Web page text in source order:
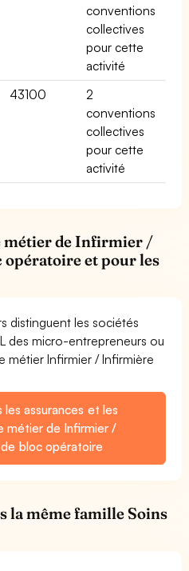
conventions
collectives
pour cette
activité
43100
2
conventions
collectives
pour cette
activité
métier de Infirmier /
et pour les
distinguent les sociétés
des micro-entrepreneurs ou
métier Infirmier / Infirmière
assurances et les
métier de Infirmier /
bloc opératoire
la même famille Soins